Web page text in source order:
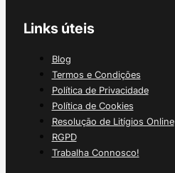
Links úteis
Blog
Termos e Condições
Política de Privacidade
Política de Cookies
Resolução de Litígios Online
RGPD
Trabalha Connosco!